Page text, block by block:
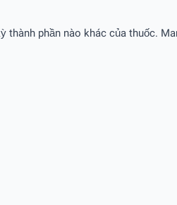
phần nào khác của thuốc.